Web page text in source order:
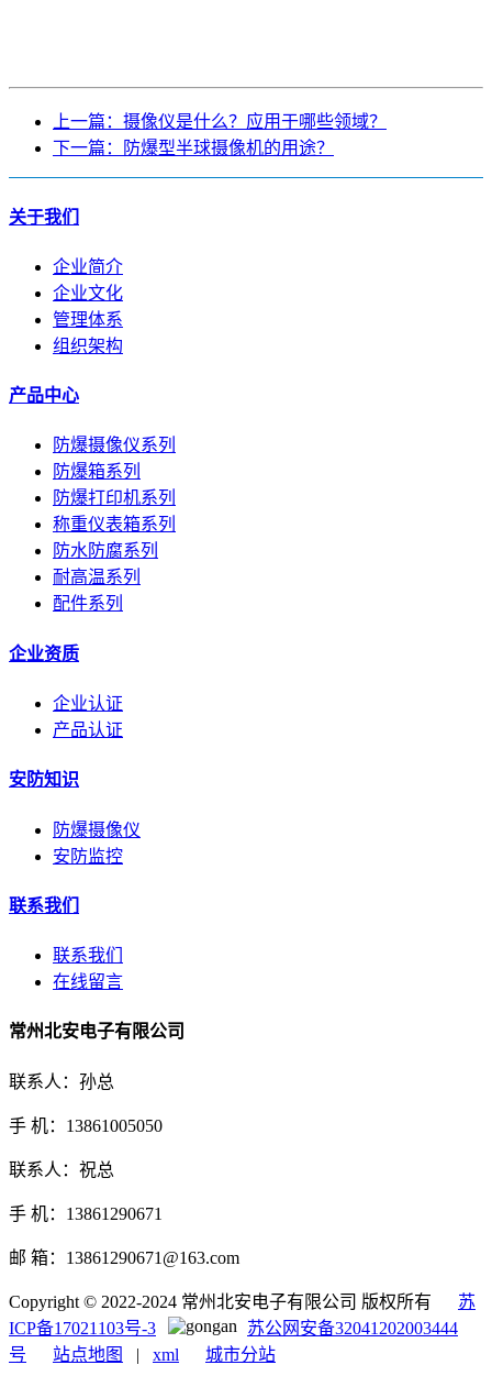
上一篇：摄像仪是什么？应用于哪些领域？
下一篇：防爆型半球摄像机的用途？
关于我们
企业简介
企业文化
管理体系
组织架构
产品中心
防爆摄像仪系列
防爆箱系列
防爆打印机系列
称重仪表箱系列
防水防腐系列
耐高温系列
配件系列
企业资质
企业认证
产品认证
安防知识
防爆摄像仪
安防监控
联系我们
联系我们
在线留言
常州北安电子有限公司
联系人：孙总
手 机：13861005050
联系人：祝总
手 机：13861290671
邮 箱：13861290671@163.com
Copyright © 2022-2024 常州北安电子有限公司 版权所有 苏
ICP备17021103号-3
苏公网安备32041202003444
号
站点地图 | xml 城市分站